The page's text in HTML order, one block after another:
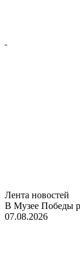
Лента новостей
В Музее Победы
07.08.2026